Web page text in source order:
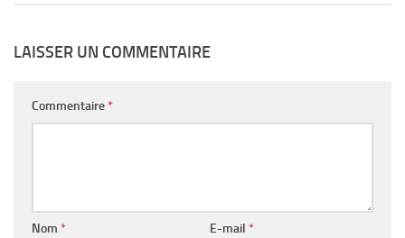
LAISSER UN COMMENTAIRE
Commentaire *
Nom * E-mail *